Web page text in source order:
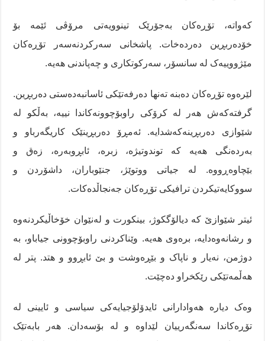
کەواتە، تۆڕەکان بەجۆرێک تینوویەتی مرۆڤی ئێمە بۆ
خۆدەربڕین دەردەخات. پاشخانی سەرکردنەسەر تۆڕەکان
مێژووییەک لە سانسۆر، سەرکوتکاری و چەپاندنی هەیە.
لێرەوە تۆڕەکان دەبنە تەنها دەرفەتێکی ئاسانبەدەستی دەربڕین.
گرفتەکەش هەر لە کرۆکی راوبۆچوونەکاندا نییە، بەڵکو لە
شێوازی دەربڕینەکەشدایە. ئەمڕۆ دەربڕینێک کاریگەرباو و
بەردەنگی هەیە کە توندوتیژە، زبرە، ئابڕوبەرە، زەق و
بێچاوەڕووە. لە جیاتی ووتوێژ، جنێوباران، داشۆردن و
سووکایەتیکردن ترافیکی تۆڕەکان جەنجاڵدەکات.
ئیتر شێوازێ کە دیالۆگکوژ، بینکورت و لەنێوان خۆخاڵیکردنەوە
و رشانەوەدایە، برەوی هەیە. وێناکردنی راوبۆچوونی جیاباو، بە
دوژمن، نەیار و ناپاک و بێڕەوشت و بێ ئابڕوو و هتد. پتر لە
هەڵمەتێکی رێکخراو دەچێت.
وەک دیارە هەوادارانی ئایدۆلۆجیایەکی سیاسی و ئایینی لە
تۆڕەکاندا سەنگەرییان لێداوە و لە بۆسەدان. هەر بابەتێک